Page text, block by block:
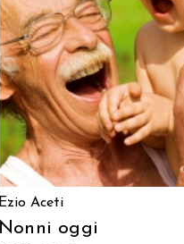
Ezio Aceti
Nonni oggi